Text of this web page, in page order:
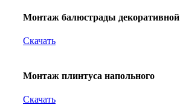
Монтаж балюстрады декоративной
Скачать
Монтаж плинтуса напольного
Скачать